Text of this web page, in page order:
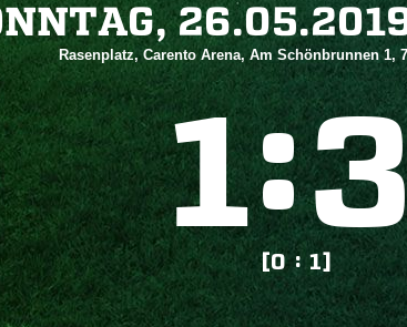
Rasenplatz, Carento Arena, Am Schönbrunnen 1,
:
[0 : 1]